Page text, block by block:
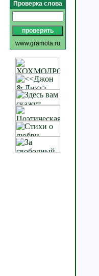
Проверка слова
www.gramota.ru